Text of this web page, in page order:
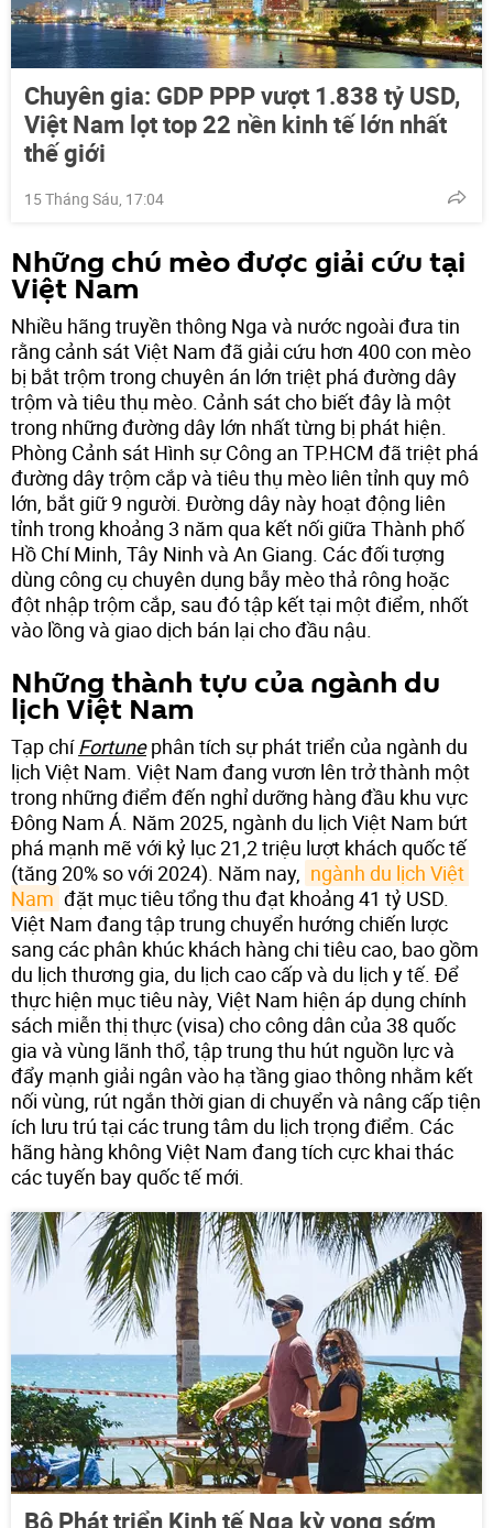
Chuyên gia: GDP PPP vượt 1.838 tỷ USD,
Việt Nam lọt top 22 nền kinh tế lớn nhất
thế giới
15 Tháng Sáu, 17:04
Những chú mèo được giải cứu tại
Việt Nam
Nhiều hãng truyền thông Nga và nước ngoài đưa tin
rằng cảnh sát Việt Nam đã giải cứu hơn 400 con mèo
bị bắt trộm trong chuyên án lớn triệt phá đường dây
trộm và tiêu thụ mèo. Cảnh sát cho biết đây là một
trong những đường dây lớn nhất từng bị phát hiện.
Phòng Cảnh sát Hình sự Công an TP.HCM đã triệt phá
đường dây trộm cắp và tiêu thụ mèo liên tỉnh quy mô
lớn, bắt giữ 9 người. Đường dây này hoạt động liên
tỉnh trong khoảng 3 năm qua kết nối giữa Thành phố
Hồ Chí Minh, Tây Ninh và An Giang. Các đối tượng
dùng công cụ chuyên dụng bẫy mèo thả rông hoặc
đột nhập trộm cắp, sau đó tập kết tại một điểm, nhốt
vào lồng và giao dịch bán lại cho đầu nậu.
Những thành tựu của ngành du
lịch Việt Nam
Tạp chíFortunephân tích sự phát triển của ngành du
lịch Việt Nam. Việt Nam đang vươn lên trở thành một
trong những điểm đến nghỉ dưỡng hàng đầu khu vực
Đông Nam Á. Năm 2025, ngành du lịch Việt Nam bứt
phá mạnh mẽ với kỷ lục 21,2 triệu lượt khách quốc tế
(tăng 20% so với 2024). Năm nay, ngành du lịch Việt
Nam đặt mục tiêu tổng thu đạt khoảng 41 tỷ USD.
Việt Nam đang tập trung chuyển hướng chiến lược
sang các phân khúc khách hàng chi tiêu cao, bao gồm
du lịch thương gia, du lịch cao cấp và du lịch y tế. Để
thực hiện mục tiêu này, Việt Nam hiện áp dụng chính
sách miễn thị thực (visa) cho công dân của 38 quốc
gia và vùng lãnh thổ, tập trung thu hút nguồn lực và
đẩy mạnh giải ngân vào hạ tầng giao thông nhằm kết
nối vùng, rút ngắn thời gian di chuyển và nâng cấp tiện
ích lưu trú tại các trung tâm du lịch trọng điểm. Các
hãng hàng không Việt Nam đang tích cực khai thác
các tuyến bay quốc tế mới.
Bộ Phát triển Kinh tế Nga kỳ vọng sớm